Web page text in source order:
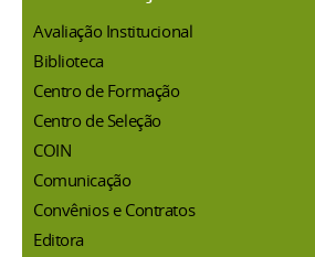
Avaliação Institucional
Biblioteca
Centro de Formação
Centro de Seleção
COIN
Comunicação
Convênios e Contratos
Editora